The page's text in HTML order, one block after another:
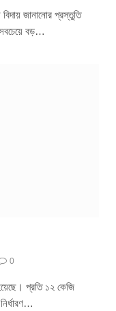
জানানোর প্রস্তুতি
সবচেয়ে বড়…
0
প্রতি ১২ কেজি